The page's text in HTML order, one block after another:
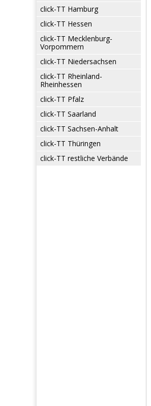
click-TT Hamburg
click-TT Hessen
click-TT Mecklenburg-
Vorpommern
click-TT Niedersachsen
click-TT Rheinland-
Rheinhessen
click-TT Pfalz
click-TT Saarland
click-TT Sachsen-Anhalt
click-TT Thüringen
click-TT restliche Verbände